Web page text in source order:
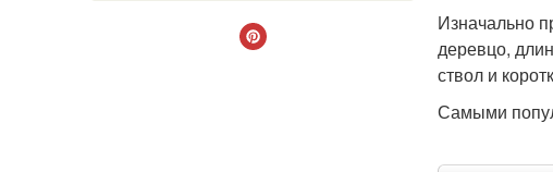
Изначально
деревцо,
ствол и
Самыми